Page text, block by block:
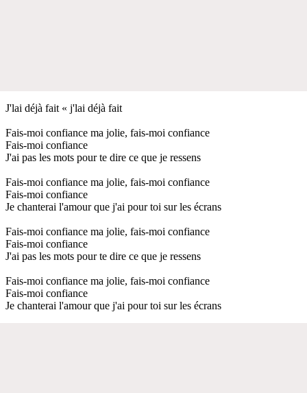
J'lai déjà fait « j'lai déjà fait
Fais-moi confiance ma jolie, fais-moi confiance
Fais-moi confiance
J'ai pas les mots pour te dire ce que je ressens
Fais-moi confiance ma jolie, fais-moi confiance
Fais-moi confiance
Je chanterai l'amour que j'ai pour toi sur les écrans
Fais-moi confiance ma jolie, fais-moi confiance
Fais-moi confiance
J'ai pas les mots pour te dire ce que je ressens
Fais-moi confiance ma jolie, fais-moi confiance
Fais-moi confiance
Je chanterai l'amour que j'ai pour toi sur les écrans